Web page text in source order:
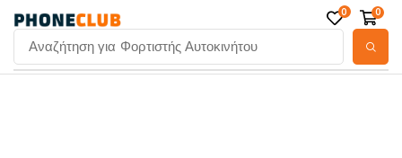
Αναζήτηση για Φορτιστής Αυτοκινήτου
0 0